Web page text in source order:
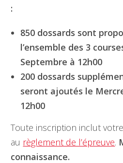
:
850 dossards sont
l’ensemble des 3
Septembre à 12h00
200 dossards
seront ajoutés le
12h00
Toute inscription inclut
au règlement de l’épreuve.
connaissance.